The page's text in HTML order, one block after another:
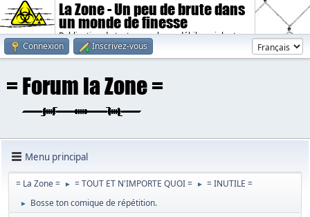
La Zone - Un peu de brute dans
un monde de finesse
Publication de textes sombres, débiles, violents.
Connexion
Inscrivez-vous
Menu principal
= La Zone = ► = TOUT ET N'IMPORTE QUOI = ► = INUTILE =
► Bosse ton comique de répétition.